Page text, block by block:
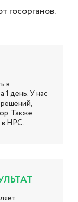
госорганов.
в
день. У нас
Также
в НРС.